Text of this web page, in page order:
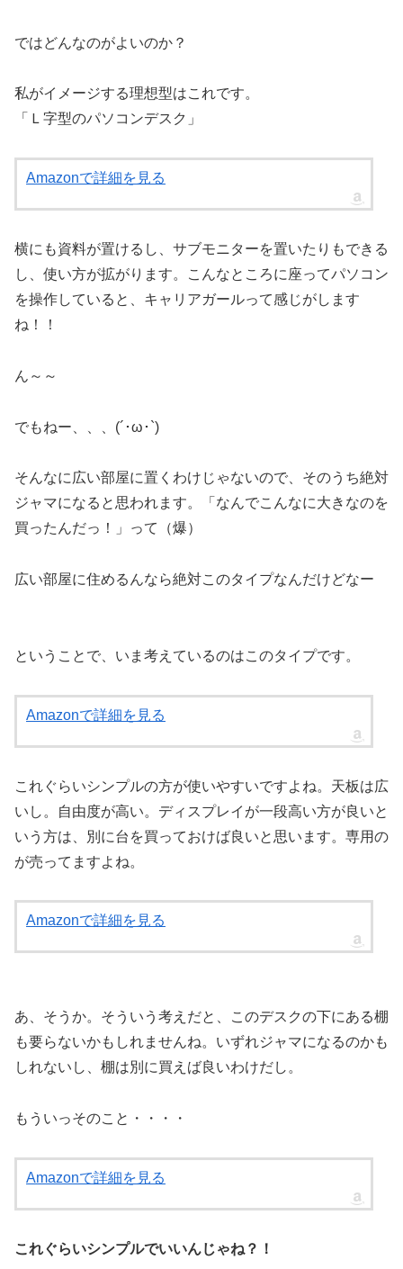
ではどんなのがよいのか？
私がイメージする理想型はこれです。
「Ｌ字型のパソコンデスク」
Amazonで詳細を見る
横にも資料が置けるし、サブモニターを置いたりもできる
し、使い方が拡がります。こんなところに座ってパソコン
を操作していると、キャリアガールって感じがします
ね！！
ん～～
でもねー、、、(´･ω･`)
そんなに広い部屋に置くわけじゃないので、そのうち絶対
ジャマになると思われます。「なんでこんなに大きなのを
買ったんだっ！」って（爆）
広い部屋に住めるんなら絶対このタイプなんだけどなー
ということで、いま考えているのはこのタイプです。
Amazonで詳細を見る
これぐらいシンプルの方が使いやすいですよね。天板は広
いし。自由度が高い。ディスプレイが一段高い方が良いと
いう方は、別に台を買っておけば良いと思います。専用の
が売ってますよね。
Amazonで詳細を見る
あ、そうか。そういう考えだと、このデスクの下にある棚
も要らないかもしれませんね。いずれジャマになるのかも
しれないし、棚は別に買えば良いわけだし。
もういっそのこと・・・・
Amazonで詳細を見る
これぐらいシンプルでいいんじゃね？！